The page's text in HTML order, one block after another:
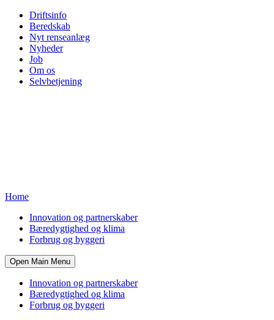
Driftsinfo
Beredskab
Nyt renseanlæg
Nyheder
Job
Om os
Selvbetjening
Home
Innovation og partnerskaber
Bæredygtighed og klima
Forbrug og byggeri
Open Main Menu
Innovation og partnerskaber
Bæredygtighed og klima
Forbrug og byggeri